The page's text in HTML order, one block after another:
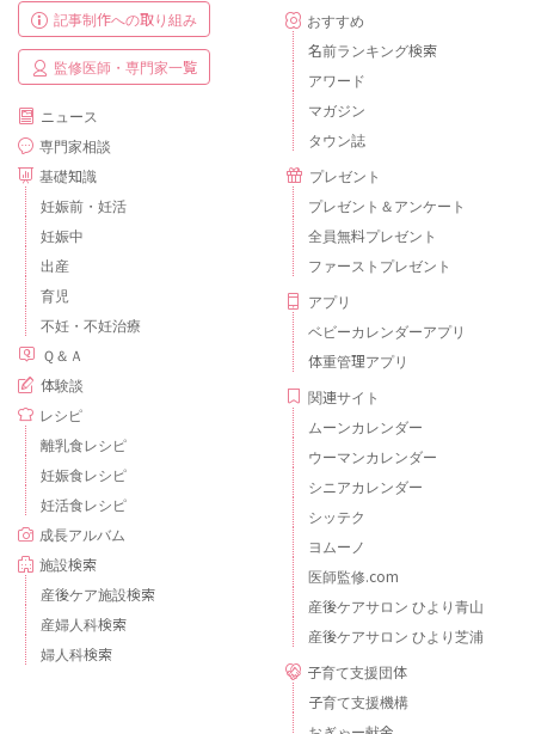
記事制作への取り組み
監修医師・専門家一覧
ニュース
専門家相談
基礎知識
妊娠前・妊活
妊娠中
出産
育児
不妊・不妊治療
Ｑ＆Ａ
体験談
レシピ
離乳食レシピ
妊娠食レシピ
妊活食レシピ
成長アルバム
施設検索
産後ケア施設検索
産婦人科検索
婦人科検索
おすすめ
名前ランキング検索
アワード
マガジン
タウン誌
プレゼント
プレゼント＆アンケート
全員無料プレゼント
ファーストプレゼント
アプリ
ベビーカレンダーアプリ
体重管理アプリ
関連サイト
ムーンカレンダー
ウーマンカレンダー
シニアカレンダー
シッテク
ヨムーノ
医師監修.com
産後ケアサロン ひより青山
産後ケアサロン ひより芝浦
子育て支援団体
子育て支援機構